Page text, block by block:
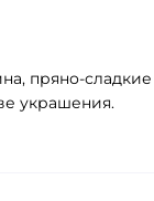
пряно-
украшения.